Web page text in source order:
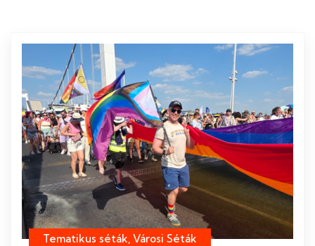
Tematikus séták, Városi Séták